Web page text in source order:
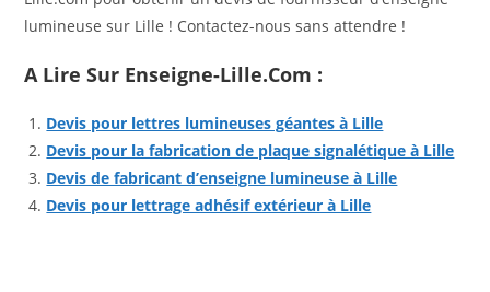
lumineuse sur Lille ! Contactez-nous sans attendre !
A Lire Sur Enseigne-Lille.com :
Devis pour lettres lumineuses géantes à Lille
Devis pour la fabrication de plaque signalétique à Lille
Devis de fabricant d’enseigne lumineuse à Lille
Devis pour lettrage adhésif extérieur à Lille